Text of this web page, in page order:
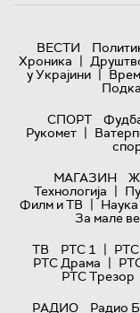
ВЕСТИ
Хроника |
у Украјини |
СПОРТ
Рукомет |
МАГАЗИН
Технологијa |
Филм и ТВ | Наука
За мале
ТВ
РТС 1 |
РТС Драма |
РТС Трезор
РАДИО
Радио